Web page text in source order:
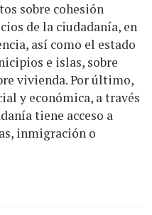
sobre cohesión
de la ciudadanía, en
así como el estado
e islas, sobre
vivienda. Por último,
y económica, a través
tiene acceso a
inmigración o